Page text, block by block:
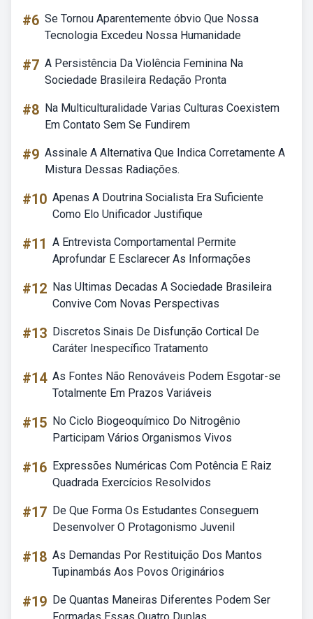
#6 Se Tornou Aparentemente óbvio Que Nossa
Tecnologia Excedeu Nossa Humanidade
#7 A Persistência Da Violência Feminina Na
Sociedade Brasileira Redação Pronta
#8 Na Multiculturalidade Varias Culturas Coexistem
Em Contato Sem Se Fundirem
#9 Assinale A Alternativa Que Indica Corretamente A
Mistura Dessas Radiações.
#10 Apenas A Doutrina Socialista Era Suficiente
Como Elo Unificador Justifique
#11 A Entrevista Comportamental Permite
Aprofundar E Esclarecer As Informações
#12 Nas Ultimas Decadas A Sociedade Brasileira
Convive Com Novas Perspectivas
#13 Discretos Sinais De Disfunção Cortical De
Caráter Inespecífico Tratamento
#14 As Fontes Não Renováveis Podem Esgotar-se
Totalmente Em Prazos Variáveis
#15 No Ciclo Biogeoquímico Do Nitrogênio
Participam Vários Organismos Vivos
#16 Expressões Numéricas Com Potência E Raiz
Quadrada Exercícios Resolvidos
#17 De Que Forma Os Estudantes Conseguem
Desenvolver O Protagonismo Juvenil
#18 As Demandas Por Restituição Dos Mantos
Tupinambás Aos Povos Originários
#19 De Quantas Maneiras Diferentes Podem Ser